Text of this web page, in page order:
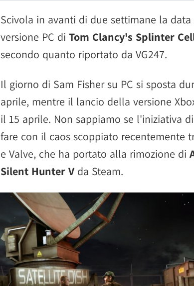
Scivola in avanti di due settimane la
versione PC di Tom Clancy's Splinter
secondo quanto riportato da VG247.
Il giorno di Sam Fisher su PC si sposta
aprile, mentre il lancio della versione
il 15 aprile. Non sappiamo se l'iniziativa
fare con il caos scoppiato recentemente
e Valve, che ha portato alla rimozione di
Silent Hunter V da Steam.